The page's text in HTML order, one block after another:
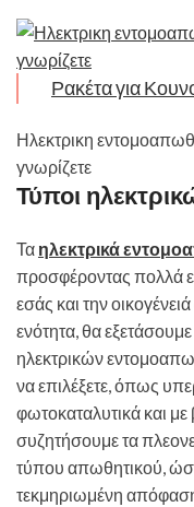
Ρακέτα για
Ηλεκτρικη
γνωρίζετε
Τύποι
Τα ηλεκτρικά
προσφέροντας πολλά
εσάς και την
ενότητα, θα
ηλεκτρικών
να επιλέξετε, όπως
φωτοκαταλυτικά και
συζητήσουμε τα
τύπου απωθητικού,
τεκμηριωμένη απόφαση